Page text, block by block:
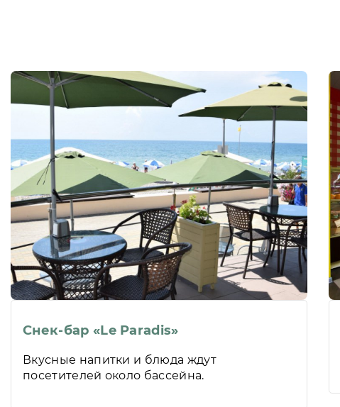
Снек-бар «Le Paradis»
Вкусные напитки и блюда ждут
посетителей около бассейна.